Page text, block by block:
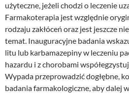
użyteczne, jeżeli chodzi o leczenie
Farmakoterapia jest względnie
rodzaju zakłóceń oraz jest jeszcze
temat. Inauguracyjne badania
litu lub karbamazepiny w leczeniu
hazardu i z chorobami
Wypada przeprowadzić dogłębne,
badania farmakologiczne, aby dalej